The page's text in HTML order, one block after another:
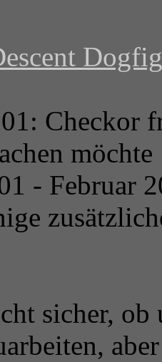
Checkor
möchte
- Februar
sicher, ob